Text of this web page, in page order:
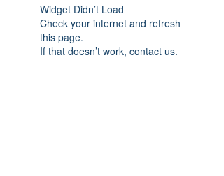
Widget Didn’t Load
Check your internet and refresh
this page.
If that doesn’t work, contact us.